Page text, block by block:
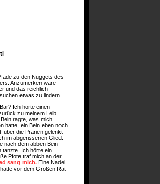
zu den Nuggets des
Anzumerken wäre
und das reichlich
etwas zu lindern.
Ich hörte einen
zu meinem Leib.
ragte, was mich
hatte, ein Bein eben noch
über die Prärien gelenkt
im abgerissenen Glied.
nach dem abben Bein
tanzte. Ich hörte ein
Pfote traf mich an der
sang mich. Eine Nadel
vor dem Großen Rat